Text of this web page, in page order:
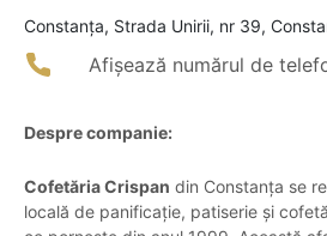
Constanţa, Strada Unirii, nr 39,
Afișează numărul de
Despre companie:
Cofetăria Crispan din Constanța se
locală de panificație, patiserie și